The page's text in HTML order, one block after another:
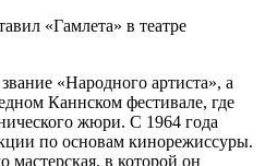
«Гамлета» в театре
«Народного артиста», а
Каннском фестивале, где
жюри. С 1964 года
по основам кинорежиссуры.
мастерская, в которой он